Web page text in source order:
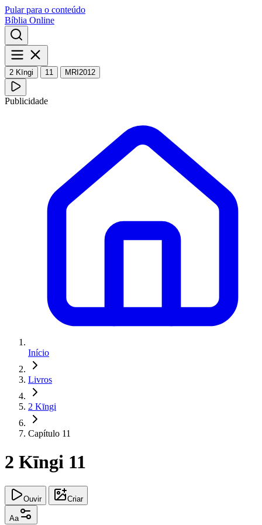
Pular para o conteúdo
Bíblia Online
2 Kīngi 11 MRI2012
Publicidade
Início
Livros
2 Kīngi
Capítulo 11
2 Kīngi 11
Ouvir Criar
Aa